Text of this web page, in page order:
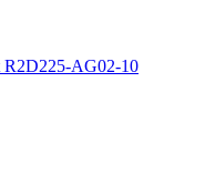
R2D225-AG02-10